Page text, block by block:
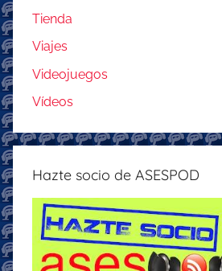
Tienda
Viajes
Videojuegos
Vídeos
Hazte socio de ASESPOD